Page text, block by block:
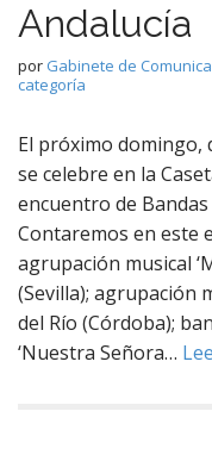
Andalucía
por Gabinete de
categoría
El próximo domingo,
se celebre en la
encuentro de Bandas
Contaremos en este
agrupación musical
(Sevilla); agrupación
del Río (Córdoba);
‘Nuestra Señora…